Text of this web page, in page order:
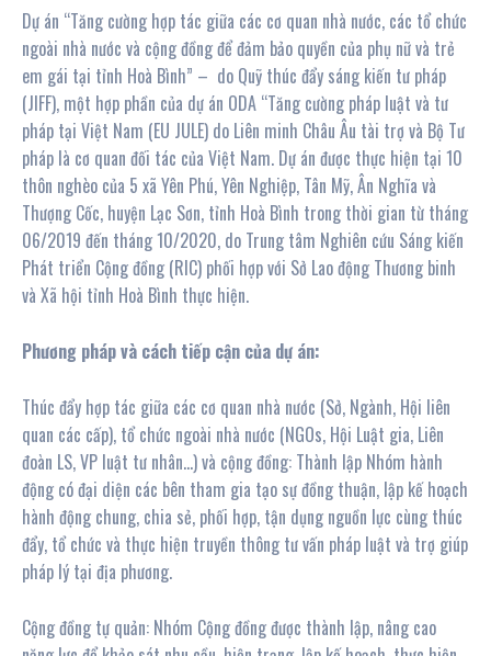
Dự án “Tăng cường hợp tác giữa các cơ quan nhà nước, các tổ chức
ngoài nhà nước và cộng đồng để đảm bảo quyền của phụ nữ và trẻ
em gái tại tỉnh Hoà Bình” – do Quỹ thúc đẩy sáng kiến tư pháp
(JIFF), một hợp phần của dự án ODA “Tăng cường pháp luật và tư
pháp tại Việt Nam (EU JULE) do Liên minh Châu Âu tài trợ và Bộ Tư
pháp là cơ quan đối tác của Việt Nam. Dự án được thực hiện tại 10
thôn nghèo của 5 xã Yên Phú, Yên Nghiệp, Tân Mỹ, Ân Nghĩa và
Thượng Cốc, huyện Lạc Sơn, tỉnh Hoà Bình trong thời gian từ tháng
06/2019 đến tháng 10/2020, do Trung tâm Nghiên cứu Sáng kiến
Phát triển Cộng đồng (RIC) phối hợp với Sở Lao động Thương binh
và Xã hội tỉnh Hoà Bình thực hiện.
Phương pháp và cách tiếp cận của dự án:
Thúc đẩy hợp tác giữa các cơ quan nhà nước (Sở, Ngành, Hội liên
quan các cấp), tổ chức ngoài nhà nước (NGOs, Hội Luật gia, Liên
đoàn LS, VP luật tư nhân…) và cộng đồng: Thành lập Nhóm hành
động có đại diện các bên tham gia tạo sự đồng thuận, lập kế hoạch
hành động chung, chia sẻ, phối hợp, tận dụng nguồn lực cùng thúc
đẩy, tổ chức và thực hiện truyền thông tư vấn pháp luật và trợ giúp
pháp lý tại địa phương.
Cộng đồng tự quản: Nhóm Cộng đồng được thành lập, nâng cao